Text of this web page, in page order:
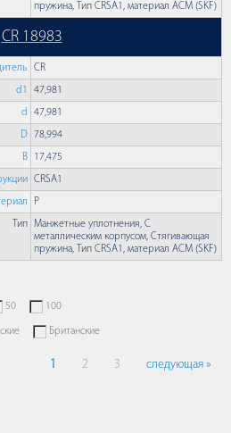
пружина, Тип CRSA1, материал ACM (SKF)
CR 18983
CR
d1 47,981
d 47,981
D 78,994
B 17,475
CRSA1
P
Тип Манжетные уплотнения, С
металлическим корпусом, Стягивающая
пружина, Тип CRSA1, материал ACM (SKF)
50 100
Британские
1 2 3 следующая »